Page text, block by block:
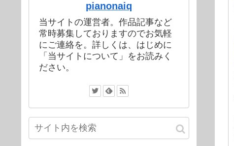
pianonaiq
当サイトの運営者。作品記事など
常時募集しておりますのでお気軽
にご連絡を。詳しくは、はじめに
「当サイトについて」をお読みく
ださい。